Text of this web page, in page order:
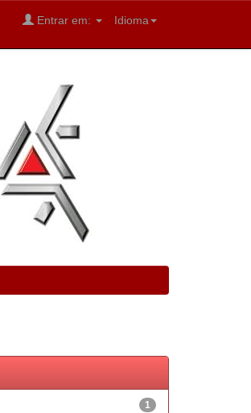
Idioma
Entrar em:
1